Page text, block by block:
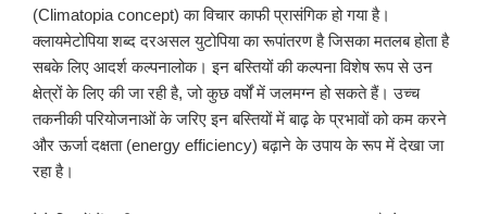
(Climatopia concept) का विचार काफी प्रासंगिक हो गया है।
क्लायमेटोपिया शब्द दरअसल युटोपिया का रूपांतरण है जिसका मतलब होता है
सबके लिए आदर्श कल्पनालोक। इन बस्तियों की कल्पना विशेष रूप से उन
क्षेत्रों के लिए की जा रही है, जो कुछ वर्षों में जलमग्न हो सकते हैं। उच्च
तकनीकी परियोजनाओं के जरिए इन बस्तियों में बाढ़ के प्रभावों को कम करने
और ऊर्जा दक्षता (energy efficiency) बढ़ाने के उपाय के रूप में देखा जा
रहा है।